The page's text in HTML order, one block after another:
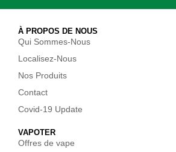
À PROPOS DE NOUS
Qui Sommes-Nous
Localisez-Nous
Nos Produits
Contact
Covid-19 Update
VAPOTER
Offres de vape